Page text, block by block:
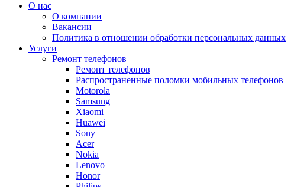
О нас
О компании
Вакансии
Политика в отношении обработки персональных данных
Услуги
Ремонт телефонов
Ремонт телефонов
Распространенные поломки мобильных телефонов
Motorola
Samsung
Xiaomi
Huawei
Sony
Acer
Nokia
Lenovo
Honor